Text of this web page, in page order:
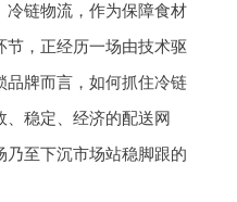
冷链物流，作为保障食材
节，正经历一场由技术驱
品牌而言，如何抓住冷链
、稳定、经济的配送网
至下沉市场站稳脚跟的